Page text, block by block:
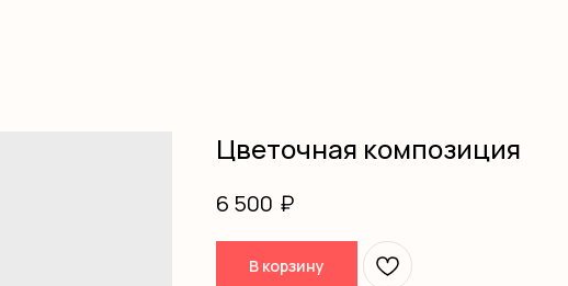
Цветочная композиция
6 500 ₽
В корзину